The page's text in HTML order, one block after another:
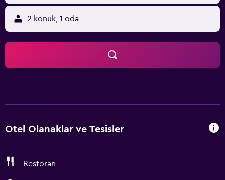
2 konuk, 1 oda
Otel Olanaklar ve Tesisler
Restoran